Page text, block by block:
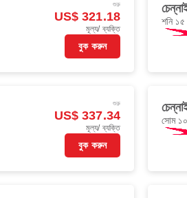
শুরু
US$ 321.18
মূল্য/ ব্যক্তি
বুক করুন
শনি
শুরু
US$ 337.34
মূল্য/ ব্যক্তি
বুক করুন
সোম